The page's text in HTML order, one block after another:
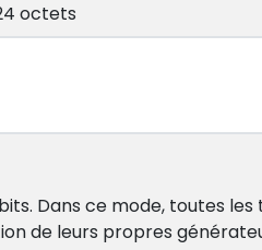
octets
Dans ce mode, toutes
de leurs propres